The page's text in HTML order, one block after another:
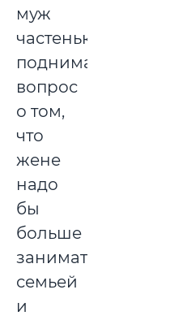
муж
частенько
поднимал
вопрос
о том,
что
жене
надо
бы
больше
заниматься
семьей
и